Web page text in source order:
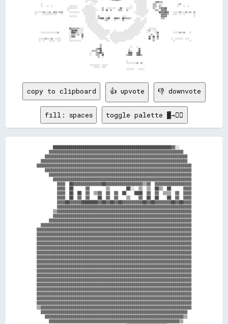
copy to clipboard 👍 upvote 👎 downvote
fill: spaces toggle palette ▓→✊🏽
        ██████████████████████████████████████████████████████████▓▓░░
      ▓▓▓▓▓▓▓▓▓▓▓▓▓▓▓▓▓▓▓▓▓▓▓▓▓▓▓▓▓▓▓▓▓▓▓▓▓▓▓▓▓▓▓▓▓▓▓▓▓▓▓▓▓▓▓▓▓▓▓▓▓▓▓▓▓▓
    ▓▓▓▓▓▓▓▓▓▓▓▓▓▓▓▓▓▓▓▓▓▓▓▓▓▓▓▓▓▓▓▓▓▓▓▓▓▓▓▓▓▓▓▓▓▓▓▓▓▓▓▓▓▓▓▓▓▓▓▓▓▓▓▓▓▓▓▓▓▓
  ▓▓▓▓▓▓▓▓▓▓▓▓▓▓▓▓▓▓▓▓▓▓▓▓▓▓▓▓▓▓▓▓▓▓▓▓▓▓▓▓▓▓▓▓▓▓▓▓▓▓▓▓▓▓▓▓▓▓▓▓▓▓▓▓▓▓▓▓▓▓▓▓
▓▓▓▓▓▓▓▓▓▓▓▓▓▓▓▓▓▓▓▓▓▓▓▓▓▓▓▓▓▓▓▓▓▓▓▓▓▓▓▓▓▓▓▓▓▓▓▓▓▓▓▓▓▓▓▓▓▓▓▓▓▓▓▓▓▓▓▓▓▓▓▓▓▓▓▓
    ▓▓▓▓▓▓▓▓▓▓▓▓▓▓▓▓▓▓▓▓▓▓▓▓▓▓▓▓▓▓▓▓▓▓▓▓▓▓▓▓▓▓▓▓▓▓▓▓▓▓▓▓▓▓▓▓▓▓▓▓▓▓▓▓▓▓▓▓▓▓▓▓
      ▓▓▓▓▓▓▓▓▓▓▓▓▓▓▓▓▓▓▓▓▓▓▓▓▓▓▓▓▓▓▓▓▓▓▓▓▓▓▓▓▓▓▓▓▓▓▓▓▓▓▓▓▓▓▓▓▓▓▓▓▓▓▓▓▓▓▓▓▓▓
        ▓▓▓▓▓▓▓▓▓▓▓▓▓▓▓▓▓▓▓▓▓▓▓▓▓▓▓▓▓▓▓▓▓▓▓▓▓▓▓▓▓▓▓▓▓▓▓▓▓▓▓▓▓▓▓▓▓▓▓▓▓▓▓▓▓▓▓▓
          ▓▓▓▓  ██▓▓▓▓▓▓▓▓▓▓▓▓▓▓██▓▓▓▓▓▓▓▓▓▓▓▓▓▓▓▓▓▓▒▒▓▓  ▓▓▓▓▓▓▓▓▓▓▓▓▓▓▓▓▓▓
          ▓▓▓▓  ██      ▓▓        ▒▒        ██░░  ▒▒  ▒▒  ██▒▒  ██      ▓▓▓▓
          ▓▓▓▓  ██  ██  ▓▓  ▒▒▓▓  ▓▓  ▓▓  ██    ████  ▓▓  ▓▓  ▒▒▒▒  ▓▓  ▓▓▓▓
          ▓▓▓▓  ██  ▓▓  ▓▓    ██  ▓▓  ▓▓    ▒▒    ▓▓  ██  ██    ██  ▓▓  ▓▓▓▓
          ▓▓▓▓██▓▓▓▓▓▓████████▓▓██▓▓██▓▓██▓▓▓▓▓▓▓▓▓▓██▓▓██▓▓▓▓▓▓▓▓██▓▓██▓▓▓▓
          ▓▓▓▓▓▓▓▓▓▓▓▓▓▓▓▓▓▓▓▓▓▓▓▓▓▓▓▓▓▓▓▓▓▓▓▓▓▓▓▓▓▓▓▓▓▓▓▓▓▓▓▓▓▓▓▓▓▓▓▓▓▓▓▓▓▓
        ▒▒▓▓▓▓▓▓▓▓▓▓▓▓▓▓▓▓▓▓▓▓▓▓▓▓▓▓▓▓▓▓▓▓▓▓▓▓▓▓▓▓▓▓▓▓▓▓▓▓▓▓▓▓▓▓▓▓▓▓▓▓▓▓▓▓▓▓
        ▓▓▓▓▓▓▓▓▓▓▓▓▓▓▓▓▓▓▓▓▓▓▓▓▓▓▓▓▓▓▓▓▓▓▓▓▓▓▓▓▓▓▓▓▓▓▓▓▓▓▓▓▓▓▓▓▓▓▓▓▓▓▓▓▓▓▓▓
      ▓▓▓▓▓▓▓▓▓▓▓▓▓▓▓▓▓▓▓▓▓▓▓▓▓▓▓▓▓▓▓▓▓▓▓▓▓▓▓▓▓▓▓▓▓▓▓▓▓▓▓▓▓▓▓▓▓▓▓▓▓▓▓▓▓▓▓▓▓▓
  ▓▓▓▓▓▓▓▓▓▓▓▓▓▓▓▓▓▓▓▓▓▓▓▓▓▓▓▓▓▓▓▓▓▓▓▓▓▓▓▓▓▓▓▓▓▓▓▓▓▓▓▓▓▓▓▓▓▓▓▓▓▓▓▓▓▓▓▓▓▓▓▓▓▓
▓▓▓▓▓▓▓▓▓▓▓▓▓▓▓▓▓▓▓▓▓▓▓▓▓▓▓▓▓▓▓▓▓▓▓▓▓▓▓▓▓▓▓▓▓▓▓▓▓▓▓▓▓▓▓▓▓▓▓▓▓▓▓▓▓▓▓▓▓▓▓▓▓▓▓▓
▓▓▓▓▓▓▓▓▓▓▓▓▓▓▓▓▓▓▓▓▓▓▓▓▓▓▓▓▓▓▓▓▓▓▓▓▓▓▓▓▓▓▓▓▓▓▓▓▓▓▓▓▓▓▓▓▓▓▓▓▓▓▓▓▓▓▓▓▓▓▓▓▓▓▓▓
▓▓▓▓▓▓▓▓▓▓▓▓▓▓▓▓▓▓▓▓▓▓▓▓▓▓▓▓▓▓▓▓▓▓▓▓▓▓▓▓▓▓▓▓▓▓▓▓▓▓▓▓▓▓▓▓▓▓▓▓▓▓▓▓▓▓▓▓▓▓▓▓▓▓▓▓
▓▓▓▓▓▓▓▓▓▓▓▓▓▓▓▓▓▓▓▓▓▓▓▓▓▓▓▓▓▓▓▓▓▓▓▓▓▓▓▓▓▓▓▓▓▓▓▓▓▓▓▓▓▓▓▓▓▓▓▓▓▓▓▓▓▓▓▓▓▓▓▓▓▓▓▓
▓▓▓▓▓▓▓▓▓▓▓▓▓▓▓▓▓▓▓▓▓▓▓▓▓▓▓▓▓▓▓▓▓▓▓▓▓▓▓▓▓▓▓▓▓▓▓▓▓▓▓▓▓▓▓▓▓▓▓▓▓▓▓▓▓▓▓▓▓▓▓▓▓▓▓▓
▓▓▓▓▓▓▓▓▓▓▓▓▓▓▓▓▓▓▓▓▓▓▓▓▓▓▓▓▓▓▓▓▓▓▓▓▓▓▓▓▓▓▓▓▓▓▓▓▓▓▓▓▓▓▓▓▓▓▓▓▓▓▓▓▓▓▓▓▓▓▓▓▓▓▓▓
▓▓▓▓▓▓▓▓▓▓▓▓▓▓▓▓▓▓▓▓▓▓▓▓▓▓▓▓▓▓▓▓▓▓▓▓▓▓▓▓▓▓▓▓▓▓▓▓▓▓▓▓▓▓▓▓▓▓▓▓▓▓▓▓▓▓▓▓▓▓▓▓▓▓▓▓
▓▓▓▓▓▓▓▓▓▓▓▓▓▓▓▓▓▓▓▓▓▓▓▓▓▓▓▓▓▓▓▓▓▓▓▓▓▓▓▓▓▓▓▓▓▓▓▓▓▓▓▓▓▓▓▓▓▓▓▓▓▓▓▓▓▓▓▓▓▓▓▓▓▓▓▓
▓▓▓▓▓▓▓▓▓▓▓▓▓▓▓▓▓▓▓▓▓▓▓▓▓▓▓▓▓▓▓▓▓▓▓▓▓▓▓▓▓▓▓▓▓▓▓▓▓▓▓▓▓▓▓▓▓▓▓▓▓▓▓▓▓▓▓▓▓▓▓▓▓▓▓▓
▓▓▓▓▓▓▓▓▓▓▓▓▓▓▓▓▓▓▓▓▓▓▓▓▓▓▓▓▓▓▓▓▓▓▓▓▓▓▓▓▓▓▓▓▓▓▓▓▓▓▓▓▓▓▓▓▓▓▓▓▓▓▓▓▓▓▓▓▓▓▓▓▓▓▓▓
▓▓▓▓▓▓▓▓▓▓▓▓▓▓▓▓▓▓▓▓▓▓▓▓▓▓▓▓▓▓▓▓▓▓▓▓▓▓▓▓▓▓▓▓▓▓▓▓▓▓▓▓▓▓▓▓▓▓▓▓▓▓▓▓▓▓▓▓▓▓▓▓▓▓▓▓
▓▓▓▓▓▓▓▓▓▓▓▓▓▓▓▓▓▓▓▓▓▓▓▓▓▓▓▓▓▓▓▓▓▓▓▓▓▓▓▓▓▓▓▓▓▓▓▓▓▓▓▓▓▓▓▓▓▓▓▓▓▓▓▓▓▓▓▓▓▓▓▓▓▓▓▓
▓▓▓▓▓▓▓▓▓▓▓▓▓▓▓▓▓▓▓▓▓▓▓▓▓▓▓▓▓▓▓▓▓▓▓▓▓▓▓▓▓▓▓▓▓▓▓▓▓▓▓▓▓▓▓▓▓▓▓▓▓▓▓▓▓▓▓▓▓▓▓▓▓▓▓▓
▓▓▓▓▓▓▓▓▓▓▓▓▓▓▓▓▓▓▓▓▓▓▓▓▓▓▓▓▓▓▓▓▓▓▓▓▓▓▓▓▓▓▓▓▓▓▓▓▓▓▓▓▓▓▓▓▓▓▓▓▓▓▓▓▓▓▓▓▓▓▓▓▓▓▓▓
▓▓▓▓▓▓▓▓▓▓▓▓▓▓▓▓▓▓▓▓▓▓▓▓▓▓▓▓▓▓▓▓▓▓▓▓▓▓▓▓▓▓▓▓▓▓▓▓▓▓▓▓▓▓▓▓▓▓▓▓▓▓▓▓▓▓▓▓▓▓▓▓▓▓▓▓
▓▓▓▓▓▓▓▓▓▓▓▓▓▓▓▓▓▓▓▓▓▓▓▓▓▓▓▓▓▓▓▓▓▓▓▓▓▓▓▓▓▓▓▓▓▓▓▓▓▓▓▓▓▓▓▓▓▓▓▓▓▓▓▓▓▓▓▓▓▓▓▓▓▓▓▓
▓▓▓▓▓▓▓▓▓▓▓▓▓▓▓▓▓▓▓▓▓▓▓▓▓▓▓▓▓▓▓▓▓▓▓▓▓▓▓▓▓▓▓▓▓▓▓▓▓▓▓▓▓▓▓▓▓▓▓▓▓▓▓▓▓▓▓▓▓▓▓▓▓▓▓▓
▒▒▓▓▓▓▓▓▓▓▓▓▓▓▓▓▓▓▓▓▓▓▓▓▓▓▓▓▓▓▓▓▓▓▓▓▓▓▓▓▓▓▓▓▓▓▓▓▓▓▓▓▓▓▓▓▓▓▓▓▓▓▓▓▓▓▓▓▓▓▓▓▓▓▓▓
  ▓▓▓▓▓▓▓▓▓▓▓▓▓▓▓▓▓▓▓▓▓▓▓▓▓▓▓▓▓▓▓▓▓▓▓▓▓▓▓▓▓▓▓▓▓▓▓▓▓▓▓▓▓▓▓▓▓▓▓▓▓▓▓▓▓▓▓▓▓▓▓▓
    ▓▓▓▓▓▓▓▓▓▓▓▓▓▓▓▓▓▓▓▓▓▓▓▓▓▓▓▓▓▓▓▓▓▓▓▓▓▓▓▓▓▓▓▓▓▓▓▓▓▓▓▓▓▓▓▓▓▓▓▓▓▓▓▓▓▓▓▓▒▒
      ▓▓▓▓▓▓▓▓▓▓▓▓▓▓▓▓▓▓▓▓▓▓▓▓▓▓▓▓▓▓▓▓▓▓▓▓▓▓▓▓▓▓▓▓▓▓▓▓▓▓▓▓▓▓▓▓▓▓▓▓▓▓▓▓▒▒